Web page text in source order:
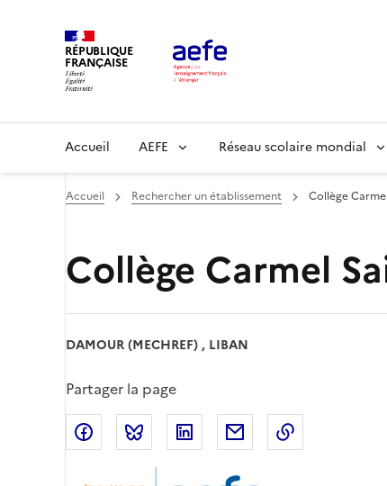
RÉPUBLIQUE
FRANÇAISE
Main
navigation
Accueil AEFE Réseau scolaire mondial
Accueil Rechercher un établissement Collège
Collège Carmel
DAMOUR (MECHREF) , LIBAN
Partager la page
Partager sur Facebook
Partager sur Bluesky
Partager sur LinkedIn
Partager par email